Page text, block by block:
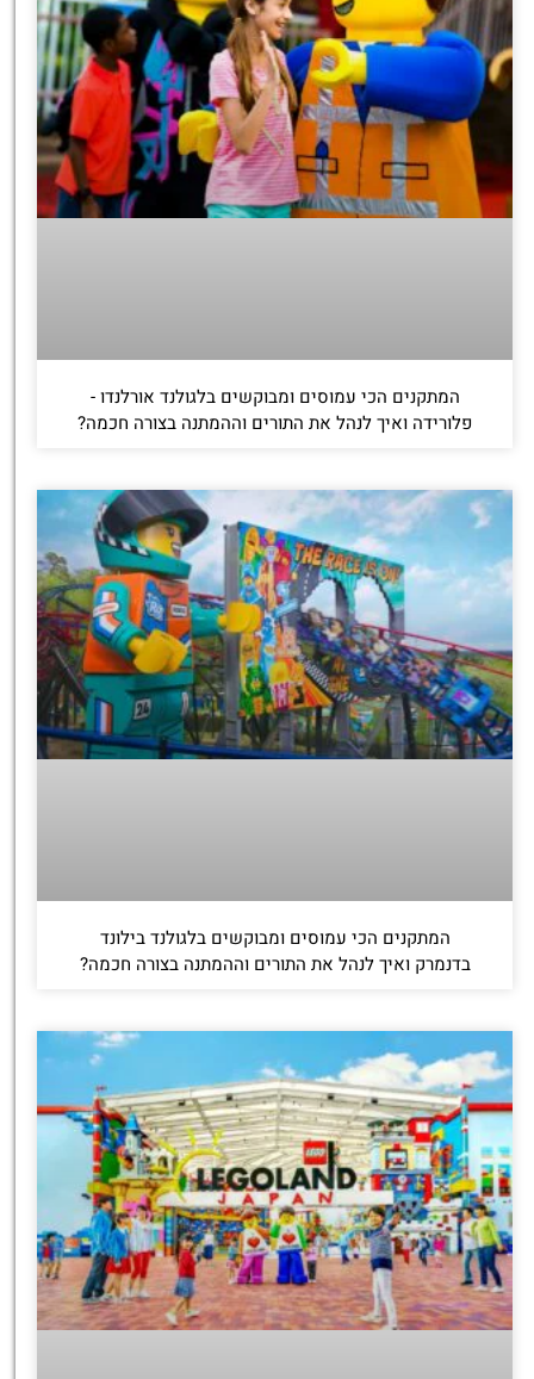
המתקנים הכי עמוסים ומבוקשים בלגולנד אורלנדו -
פלורידה ואיך לנהל את התורים וההמתנה בצורה חכמה?
המתקנים הכי עמוסים ומבוקשים בלגולנד בילונד
בדנמרק ואיך לנהל את התורים וההמתנה בצורה חכמה?